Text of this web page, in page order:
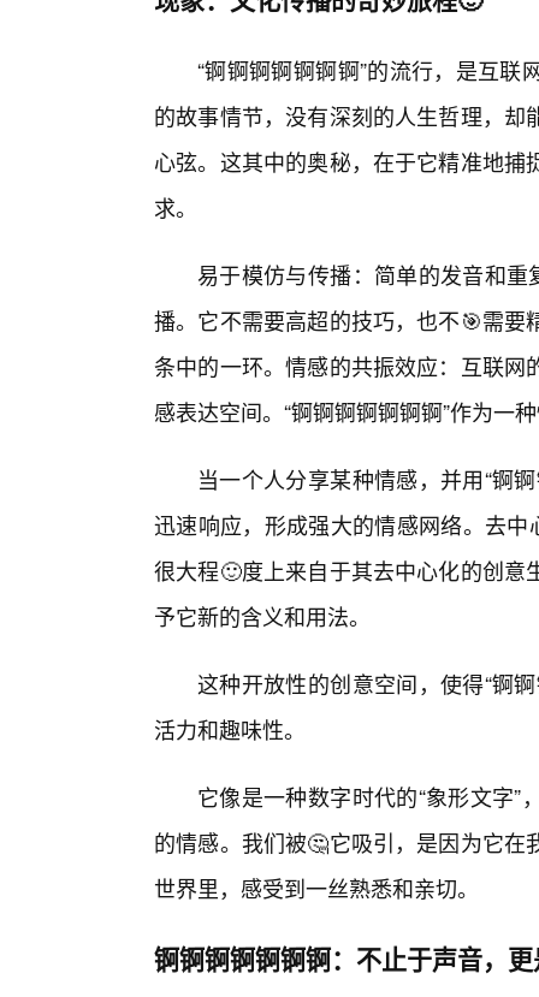
“锕锕锕锕锕锕锕”的流行，是互
的故事情节，没有深刻的人生哲理，
心弦。这其中的奥秘，在于它精准地
求。
易于模仿与传播：简单的发音和重
播。它不需要高超的技巧，也不🎯需
条中的一环。情感的共振效应：互联
感表达空间。“锕锕锕锕锕锕锕”作为一
当一个人分享某种情感，并用“锕
迅速响应，形成强大的情感网络。去
很大程🙂度上来自于其去中心化的创
予它新的含义和用法。
这种开放性的创意空间，使得“锕
活力和趣味性。
它像是一种数字时代的“象形文字
的情感。我们被🤔它吸引，是因为它
世界里，感受到一丝熟悉和亲切。
锕锕锕锕锕锕锕：不止于声音，